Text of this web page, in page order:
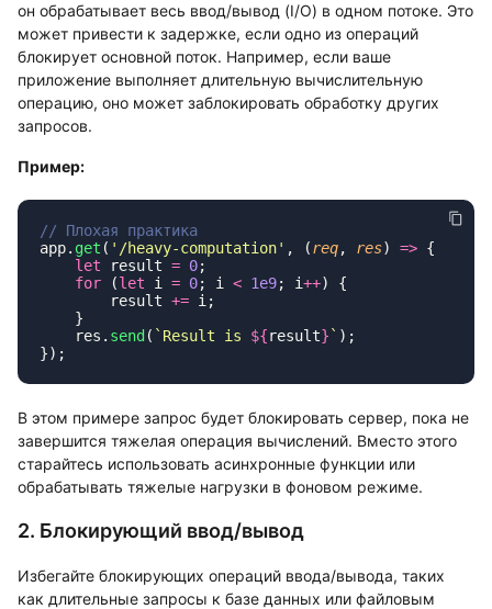
он обрабатывает весь ввод/вывод (I/O) в одном потоке. Это
может привести к задержке, если одно из операций
блокирует основной поток. Например, если ваше
приложение выполняет длительную вычислительную
операцию, оно может заблокировать обработку других
запросов.
Пример:
app. get ( ' /heavy-computation' , (req, res) =>
    let
result = 0
    for
(let i = 0; i < 1e9; i++
        result
+=
    res.
send ( `Result is ${result} `
В этом примере запрос будет блокировать сервер, пока не
завершится тяжелая операция вычислений. Вместо этого
старайтесь использовать асинхронные функции или
обрабатывать тяжелые нагрузки в фоновом режиме.
2. Блокирующий ввод/вывод
Избегайте блокирующих операций ввода/вывода, таких
как длительные запросы к базе данных или файловым